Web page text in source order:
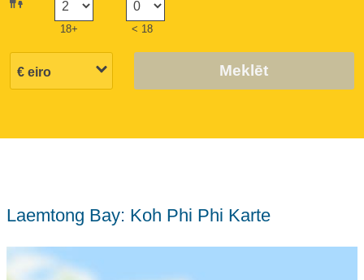
18+ < 18
Meklēt
Laemtong Bay: Koh Phi Phi Karte